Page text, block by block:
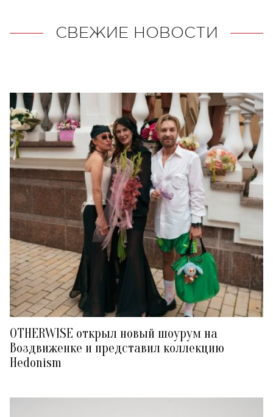
СВЕЖИЕ НОВОСТИ
OTHERWISE открыл новый шоурум на
Воздвиженке и представил коллекцию
Hedonism